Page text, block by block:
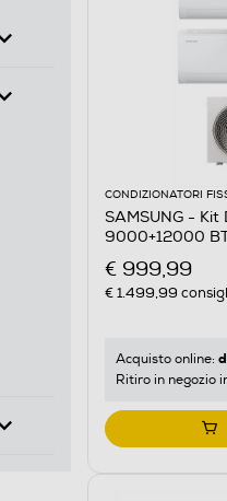
ARISTON
GROUP
CONDIZIONATORI
SAMSUNG - Kit
9000+12000
€ 999,99
€ 1.499,99
Acquisto online:
Ritiro in negozio